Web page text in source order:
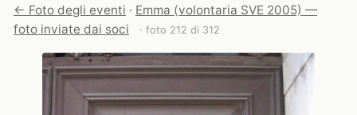
← Foto degli eventi · Emma (volontaria SVE 2005) —
foto inviate dai soci
· foto 212 di 312